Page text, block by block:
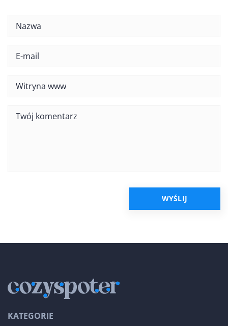
KATEGORIE